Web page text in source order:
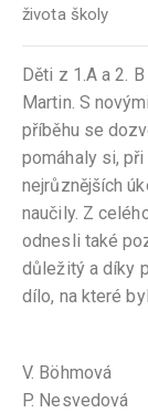
života školy
Děti z 1.A a 2.
Martin. S
příběhu se
pomáhaly si,
nejrůznějších
naučily. Z
odnesli také
důležitý a díky
dílo, na které
V. Böhmová
P. Nesvedová